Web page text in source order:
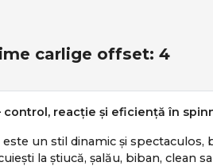
carlige offset: 4
control, reacție și eficiență în
un stil dinamic și
la știucă, șalău, biban, clean